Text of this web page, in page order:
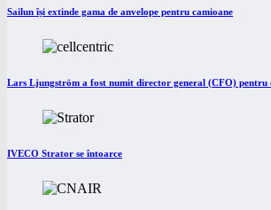
Sailun își extinde gama de anvelope pentru camioane
Lars Ljungström a fost numit director general (CFO) pentru
IVECO Strator se întoarce